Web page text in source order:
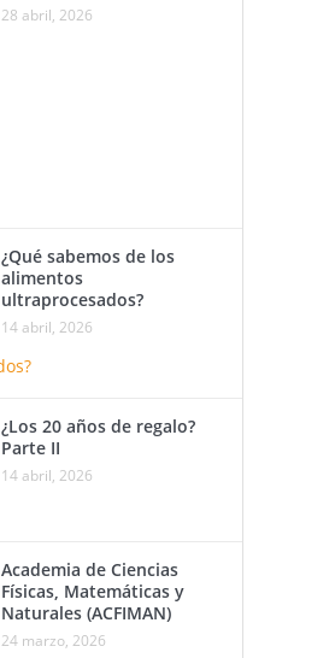
28 abril, 2026
¿Qué sabemos de los
alimentos
ultraprocesados?
14 abril, 2026
¿Los 20 años de regalo?
Parte II
14 abril, 2026
Academia de Ciencias
Físicas, Matemáticas y
Naturales (ACFIMAN)
24 marzo, 2026